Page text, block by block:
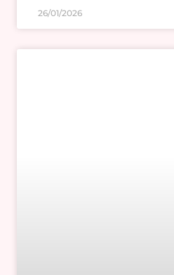
26/01/2026